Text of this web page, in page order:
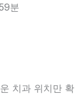
분
치과 위치만 확